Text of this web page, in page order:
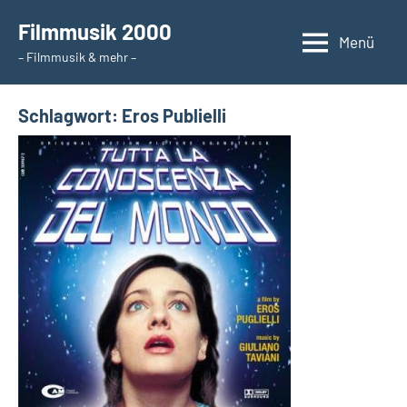
Inhalt
springen
Filmmusik 2000
– Filmmusik & mehr –
Menü
Schlagwort: Eros Publielli